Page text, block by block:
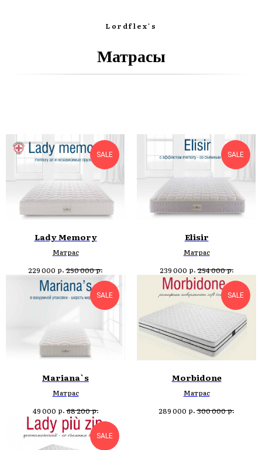
Lordflex's
Матрасы
SALE
Lady Memory
Матрас
229 000 р. 250 000р.
SALE
Elisir
Матрас
239 000 р.254 000р.
SALE
Mariana`s
Матрас
49 000 р.68 200р.
SALE
Morbidone
Матрас
289 000 р. 300 000р.
SALE